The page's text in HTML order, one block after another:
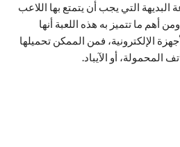
البديهة التي يجب أن يتمتع بها اللاعب
أهم ما تتميز به هذه اللعبة أنها
الإلكترونية، فمن الممكن تحميلها
المحمولة، أو الآيباد.